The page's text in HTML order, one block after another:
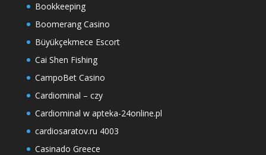
Bookkeeping
Boomerang Casino
Büyükçekmece Escort
Cai Shen Fishing
CampoBet Casino
Cardiominal – czy
Cardiominal w apteka-24online.pl
cardiosaratov.ru 4003
Casinado Greece